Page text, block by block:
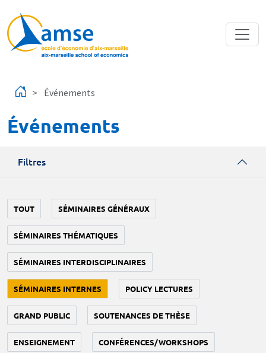
Événements
Événements
Filtres
TOUT SÉMINAIRES GÉNÉRAUX
SÉMINAIRES THÉMATIQUES
SÉMINAIRES INTERDISCIPLINAIRES
SÉMINAIRES INTERNES POLICY LECTURES
GRAND PUBLIC SOUTENANCES DE THÈSE
ENSEIGNEMENT CONFÉRENCES/WORKSHOPS